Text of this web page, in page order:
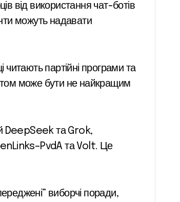
від використання чат-ботів
можуть надавати
може бути не найкращим
DeepSeek та Grok,
та Volt. Це
виборчі поради,